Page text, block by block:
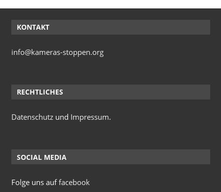
KONTAKT
info@kameras-stoppen.org
RECHTLICHES
Datenschutzund Impressum.
SOCIAL MEDIA
Folge uns auffacebook